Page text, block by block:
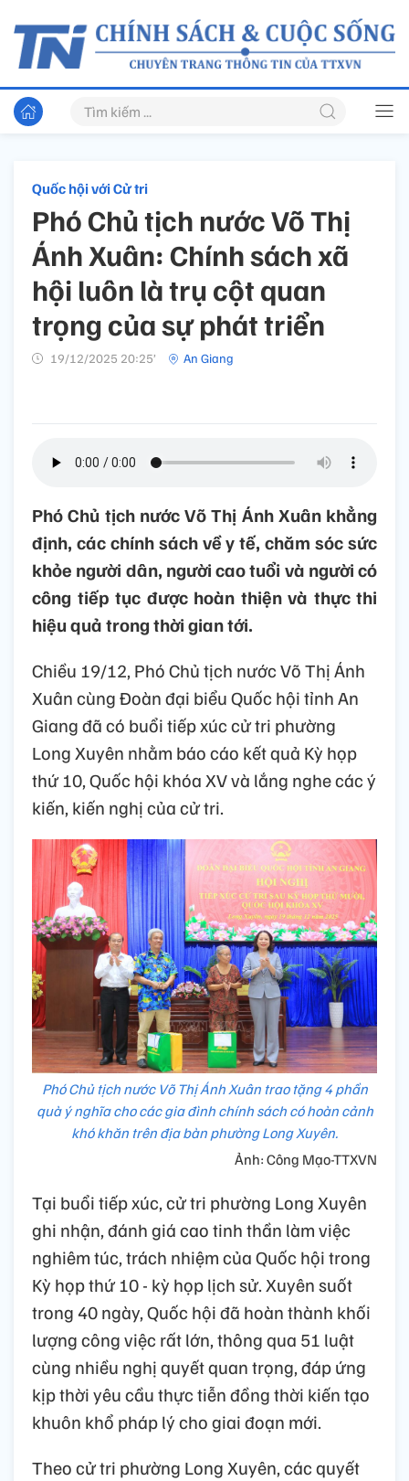
Quốc hội với Cử tri
Phó Chủ tịch nước Võ Thị
Ánh Xuân: Chính sách xã
hội luôn là trụ cột quan
trọng của sự phát triển
19/12/2025 20:25’ An Giang
Phó Chủ tịch nước Võ Thị Ánh Xuân khẳng
định, các chính sách về y tế, chăm sóc sức
khỏe người dân, người cao tuổi và người có
công tiếp tục được hoàn thiện và thực thi
hiệu quả trong thời gian tới.
Chiều 19/12, Phó Chủ tịch nước Võ Thị Ánh
Xuân cùng Đoàn đại biểu Quốc hội tỉnh An
Giang đã có buổi tiếp xúc cử tri phường
Long Xuyên nhằm báo cáo kết quả Kỳ họp
thứ 10, Quốc hội khóa XV và lắng nghe các ý
kiến, kiến nghị của cử tri.
Phó Chủ tịch nước Võ Thị Ánh Xuân trao tặng 4 phần
quà ý nghĩa cho các gia đình chính sách có hoàn cảnh
khó khăn trên địa bàn phường Long Xuyên.
Ảnh: Công Mạo-TTXVN
Tại buổi tiếp xúc, cử tri phường Long Xuyên
ghi nhận, đánh giá cao tinh thần làm việc
nghiêm túc, trách nhiệm của Quốc hội trong
Kỳ họp thứ 10 - kỳ họp lịch sử. Xuyên suốt
trong 40 ngày, Quốc hội đã hoàn thành khối
lượng công việc rất lớn, thông qua 51 luật
cùng nhiều nghị quyết quan trọng, đáp ứng
kịp thời yêu cầu thực tiễn đồng thời kiến tạo
khuôn khổ pháp lý cho giai đoạn mới.
Theo cử tri phường Long Xuyên, các quyết